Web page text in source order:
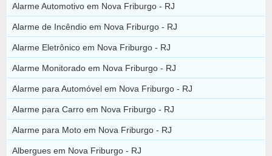
Alarme Automotivo em Nova Friburgo - RJ
Alarme de Incêndio em Nova Friburgo - RJ
Alarme Eletrônico em Nova Friburgo - RJ
Alarme Monitorado em Nova Friburgo - RJ
Alarme para Automóvel em Nova Friburgo - RJ
Alarme para Carro em Nova Friburgo - RJ
Alarme para Moto em Nova Friburgo - RJ
Albergues em Nova Friburgo - RJ